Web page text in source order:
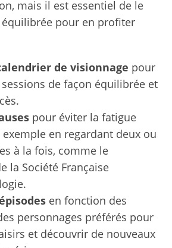
mais il est essentiel de le
pour en profiter
de visionnage pour
de façon équilibrée et
pour éviter la fatigue
en regardant deux ou
à la fois, comme le
la Société Française
en fonction des
personnages préférés pour
et découvrir de nouveaux